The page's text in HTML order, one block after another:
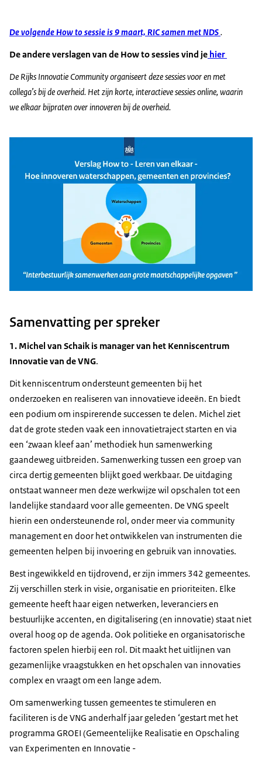
De volgende How to sessie is 9 maart, RIC samen met NDS.
De andere verslagen van de How to sessies vind je hier
De Rijks Innovatie Community organiseert deze sessies voor en met
collega’s bij de overheid. Het zijn korte, interactieve sessies online, waarin
we elkaar bijpraten over innoveren bij de overheid.
Samenvatting per spreker
1. Michel van Schaik is manager van het Kenniscentrum
Innovatie van de VNG.
Dit kenniscentrum ondersteunt gemeenten bij het
onderzoeken en realiseren van innovatieve ideeën. En biedt
een podium om inspirerende successen te delen. Michel ziet
dat de grote steden vaak een innovatietraject starten en via
een ‘zwaan kleef aan’ methodiek hun samenwerking
gaandeweg uitbreiden. Samenwerking tussen een groep van
circa dertig gemeenten blijkt goed werkbaar. De uitdaging
ontstaat wanneer men deze werkwijze wil opschalen tot een
landelijke standaard voor alle gemeenten. De VNG speelt
hierin een ondersteunende rol, onder meer via community
management en door het ontwikkelen van instrumenten die
gemeenten helpen bij invoering en gebruik van innovaties.
Best ingewikkeld en tijdrovend, er zijn immers 342 gemeentes.
Zij verschillen sterk in visie, organisatie en prioriteiten. Elke
gemeente heeft haar eigen netwerken, leveranciers en
bestuurlijke accenten, en digitalisering (en innovatie) staat niet
overal hoog op de agenda. Ook politieke en organisatorische
factoren spelen hierbij een rol. Dit maakt het uitlijnen van
gezamenlijke vraagstukken en het opschalen van innovaties
complex en vraagt om een lange adem.
Om samenwerking tussen gemeentes te stimuleren en
faciliteren is de VNG anderhalf jaar geleden ‘gestart met het
programma GROEI (Gemeentelijke Realisatie en Opschaling
van Experimenten en Innovatie -